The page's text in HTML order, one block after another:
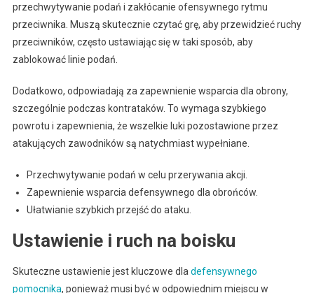
przechwytywanie podań i zakłócanie ofensywnego rytmu
przeciwnika. Muszą skutecznie czytać grę, aby przewidzieć ruchy
przeciwników, często ustawiając się w taki sposób, aby
zablokować linie podań.
Dodatkowo, odpowiadają za zapewnienie wsparcia dla obrony,
szczególnie podczas kontrataków. To wymaga szybkiego
powrotu i zapewnienia, że wszelkie luki pozostawione przez
atakujących zawodników są natychmiast wypełniane.
Przechwytywanie podań w celu przerywania akcji.
Zapewnienie wsparcia defensywnego dla obrońców.
Ułatwianie szybkich przejść do ataku.
Ustawienie i ruch na boisku
Skuteczne ustawienie jest kluczowe dla defensywnego
pomocnika, ponieważ musi być w odpowiednim miejscu w